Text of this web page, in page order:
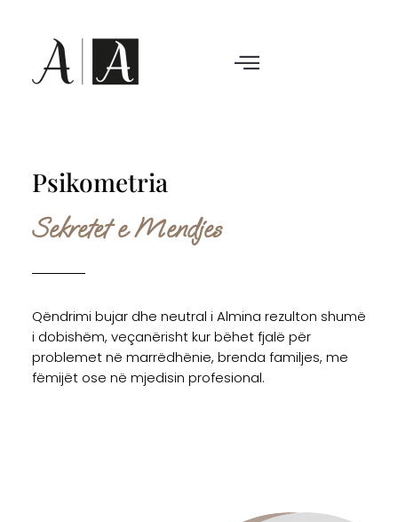
Psikometria
Sekretet e Mendjes
Qëndrimi bujar dhe neutral i Almina rezulton shumë
i dobishëm, veçanërisht kur bëhet fjalë për
problemet në marrëdhënie, brenda familjes, me
fëmijët ose në mjedisin profesional.